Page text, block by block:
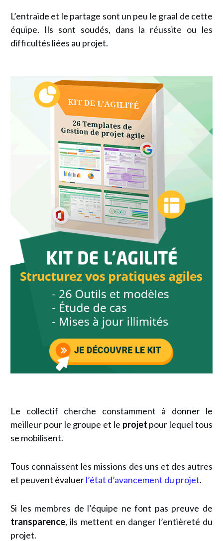
L’entraide et le partage sont un peu le graal de cette
équipe. Ils sont soudés, dans la réussite ou les
difficultés liées au projet.
Le collectif cherche constamment à donner le
meilleur pour le groupe et le projet pour lequel tous
se mobilisent.
Tous connaissent les missions des uns et des autres
et peuvent évaluerl’état d’avancement du projet.
Si les membres de l’équipe ne font pas preuve de
transparence, ils mettent en danger l’entièreté du
projet.